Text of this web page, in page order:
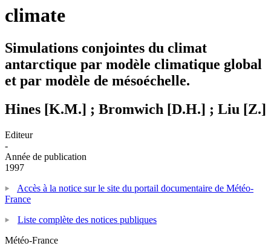
climate
Simulations conjointes du climat
antarctique par modèle climatique global
et par modèle de mésoéchelle.
Hines [K.M.] ; Bromwich [D.H.] ; Liu [Z.]
Editeur
-
Année de publication
1997
Accès à la notice sur le site du portail documentaire de Météo-
France
Liste complète des notices publiques
Météo-France